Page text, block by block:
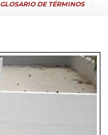
GLOSARIO DE TÉRMINOS